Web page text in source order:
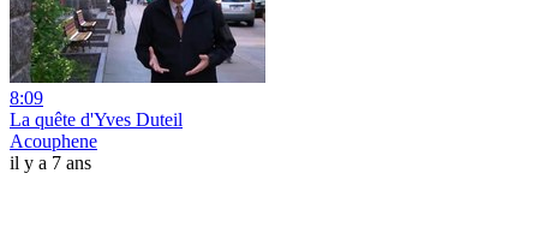
8:09
La quête d'Yves Duteil
Acouphene
il y a 7 ans